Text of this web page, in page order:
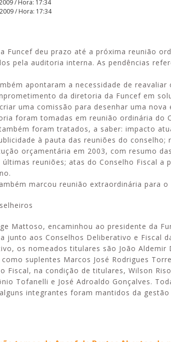
/ Hora: 17:34
/ Hora: 17:34
Funcef deu prazo até a próxima reunião
pela auditoria interna. As pendências
apontaram a necessidade de
da diretoria da Funcef em
uma comissão para desenhar uma
foram tomadas em reunião ordinária do
foram tratados, a saber: impacto
à pauta das reuniões do
orçamentária em 2003, com resumo
reuniões; atas do Conselho Fiscal
marcou reunião extraordinária para
Mattoso, encaminhou ao presidente da
junto aos Conselhos Deliberativo e Fiscal
os nomeados titulares são João
suplentes Marcos José Rodrigues
Fiscal, na condição de titulares, Wilson
Tofanelli e José Adroaldo Gonçalves.
integrantes foram mantidos da
e